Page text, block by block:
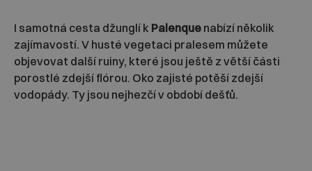
I samotná cesta džunglí k Palenque nabízí několik
zajímavostí. V husté vegetaci pralesem můžete
objevovat další ruiny, které jsou ještě z větší části
porostlé zdejší flórou. Oko zajisté potěší zdejší
vodopády. Ty jsou nejhezčí v období dešťů.